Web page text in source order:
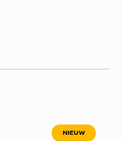
NIEUW